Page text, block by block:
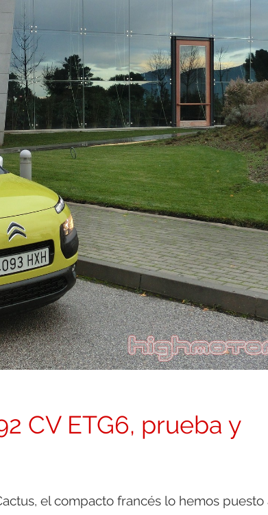
CV ETG6, prueba y
el compacto francés lo hemos puesto